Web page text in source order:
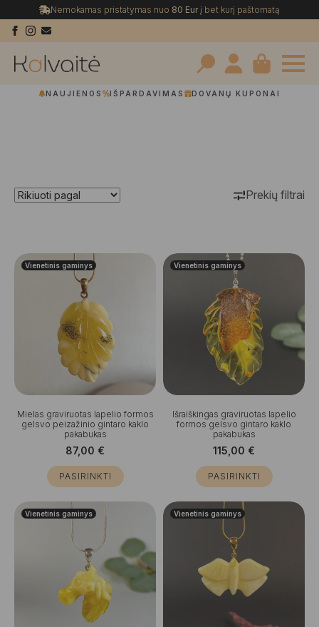
Nemokamas pristatymas nuo 80 Eurį bet kurį paštomatą
Search
NAUJIENOS IŠPARDAVIMAS DOVANŲ KUPONAI
Prekių filtrai
Vienetinis gaminys
Mielas graviruotas lapelio formos
gelsvo peizažinio gintaro kaklo
pakabukas
87,00 €
PASIRINKTI
Vienetinis gaminys
Išraiškingas graviruotas lapelio
formos gelsvo gintaro kaklo
pakabukas
115,00 €
PASIRINKTI
Vienetinis gaminys Vienetinis gaminys